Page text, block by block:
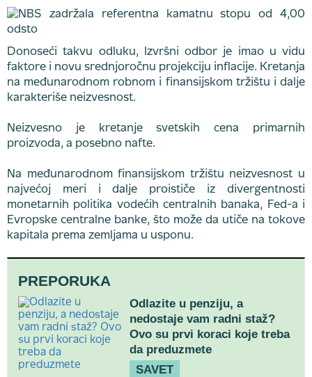
Donoseći takvu odluku, Izvršni odbor je imao u vidu
faktore i novu srednjoročnu projekciju inflacije. Kretanja
na međunarodnom robnom i finansijskom tržištu i dalje
karakteriše neizvesnost.
Neizvesno je kretanje svetskih cena primarnih
proizvoda, a posebno nafte.
Na međunarodnom finansijskom tržištu neizvesnost u
najvećoj meri i dalje proističe iz divergentnosti
monetarnih politika vodećih centralnih banaka, Fed-a i
Evropske centralne banke, što može da utiče na tokove
kapitala prema zemljama u usponu.
PREPORUKA
Odlazite u penziju, a
nedostaje vam radni staž?
Ovo su prvi koraci koje treba
da preduzmete
SAVET